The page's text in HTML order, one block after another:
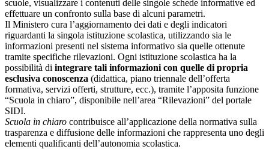
scuole, visualizzare i contenuti delle singole schede informative ed
effettuare un confronto sulla base di alcuni parametri.
Il Ministero cura l’aggiornamento dei dati e degli indicatori
riguardanti la singola istituzione scolastica, utilizzando sia le
informazioni presenti nel sistema informativo sia quelle ottenute
tramite specifiche rilevazioni. Ogni istituzione scolastica ha la
possibilità di integrare tali informazioni con quelle di propria
esclusiva conoscenza (didattica, piano triennale dell’offerta
formativa, servizi offerti, strutture, ecc.), tramite l’apposita funzione
“Scuola in chiaro”, disponibile nell’area “Rilevazioni” del portale
SIDI.
Scuola in chiaro contribuisce all’applicazione della normativa sulla
trasparenza e diffusione delle informazioni che rappresenta uno degli
elementi qualificanti dell’autonomia scolastica.